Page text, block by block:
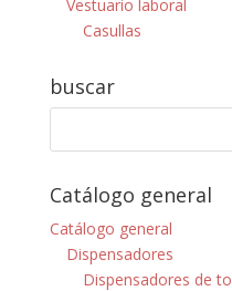
Vestuario laboral
Casullas
buscar
Catálogo general
Catálogo general
Dispensadores
Dispensadores de